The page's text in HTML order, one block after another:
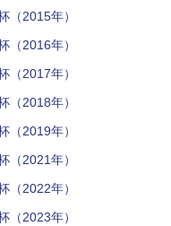
（2015年）
（2016年）
（2017年）
（2018年）
（2019年）
（2021年）
（2022年）
（2023年）